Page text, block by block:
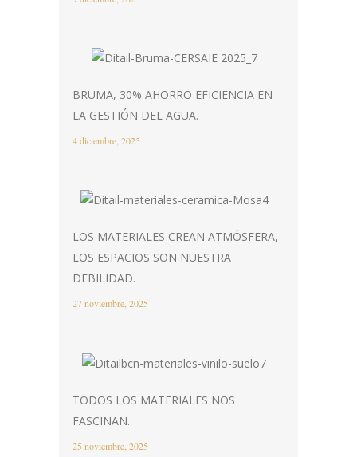
BRUMA, 30% AHORRO EFICIENCIA EN
LA GESTIÓN DEL AGUA.
4 diciembre, 2025
LOS MATERIALES CREAN ATMÓSFERA,
LOS ESPACIOS SON NUESTRA
DEBILIDAD.
27 noviembre, 2025
TODOS LOS MATERIALES NOS
FASCINAN.
25 noviembre, 2025